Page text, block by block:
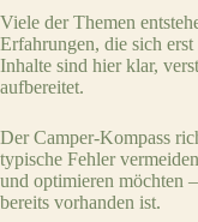
Viele der Themen
Erfahrungen, die sich
Inhalte sind hier klar,
aufbereitet.
Der Camper-Kompass
typische Fehler
und optimieren möchten
bereits vorhanden ist.
Write a review